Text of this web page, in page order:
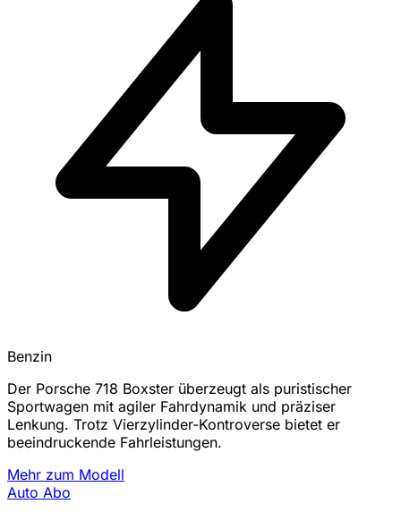
Benzin
Der Porsche 718 Boxster überzeugt als puristischer
Sportwagen mit agiler Fahrdynamik und präziser
Lenkung. Trotz Vierzylinder-Kontroverse bietet er
beeindruckende Fahrleistungen.
Mehr zum Modell
Auto Abo